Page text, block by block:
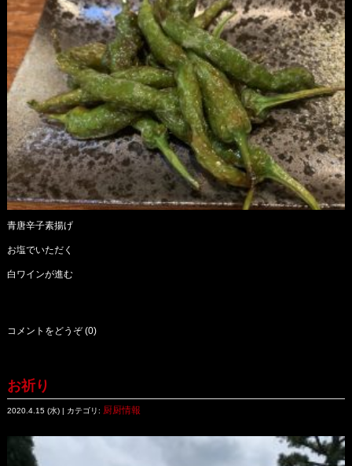
青唐辛子素揚げ
お塩でいただく
白ワインが進む
コメントをどうぞ (0)
お祈り
2020.4.15 (水) | カテゴリ: 厨厨情報